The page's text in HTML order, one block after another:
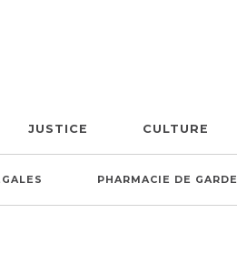
JUSTICE CULTURE
PHARMACIE DE GARDE